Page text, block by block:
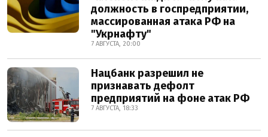
должность в госпредприятии,
массированная атака РФ на
"Укрнафту"
7 АВГУСТА, 20:00
Нацбанк разрешил не
признавать дефолт
предприятий на фоне атак РФ
7 АВГУСТА, 18:33